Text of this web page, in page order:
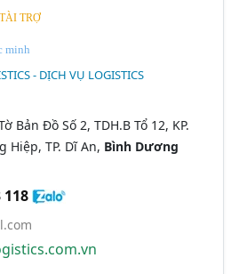
TRỢ
minh
- DỊCH VỤ LOGISTICS
Bản Đồ Số 2, TDH.B Tổ 12, KP.
Hiệp, TP. Dĩ An, Bình Dương
118